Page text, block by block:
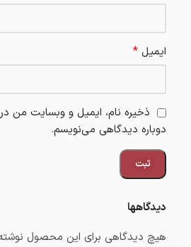
دیدگاهها
هیچ دیدگاهی برای این محصول
ایمیل *
ذخیره نام، ایمیل و وبسایت من
دوباره دیدگاهی می‌نویسم.